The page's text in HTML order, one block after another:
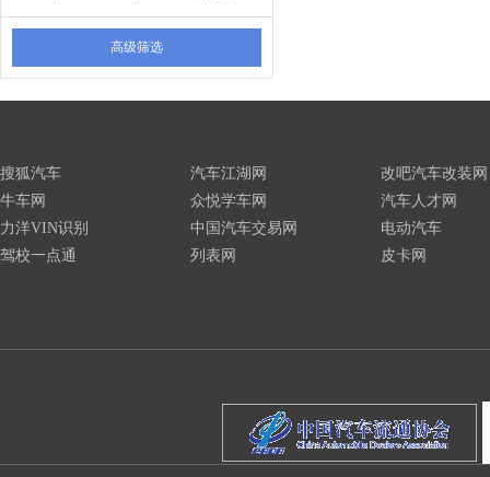
高级筛选
搜狐汽车
牛车网
力洋VIN识别
驾校一点通
汽车江湖网
众悦学车网
中国汽车交易网
列表网
改吧汽车改装网
汽车人才网
电动汽车
皮卡网